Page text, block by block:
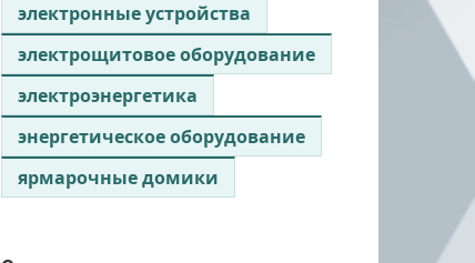
электронные устройства
электрощитовое оборудование
электроэнергетика
энергетическое оборудование
ярмарочные домики